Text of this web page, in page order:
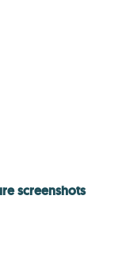
screenshots